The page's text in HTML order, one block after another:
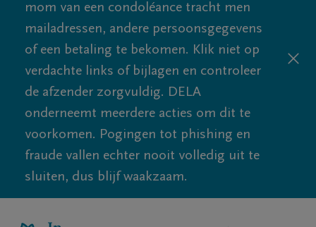
mom van een condoléance tracht men
mailadressen, andere persoonsgegevens
of een betaling te bekomen. Klik niet op
verdachte links of bijlagen en controleer
de afzender zorgvuldig. DELA
onderneemt meerdere acties om dit te
voorkomen. Pogingen tot phishing en
fraude vallen echter nooit volledig uit te
sluiten, dus blijf waakzaam.